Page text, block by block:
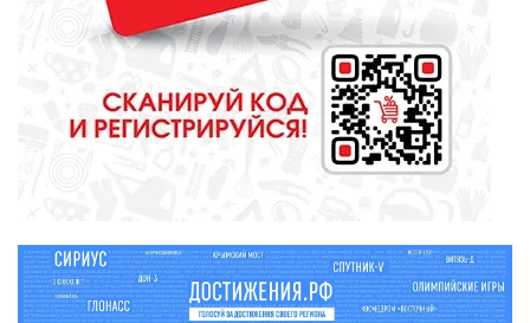
СПОРТ
полицейского